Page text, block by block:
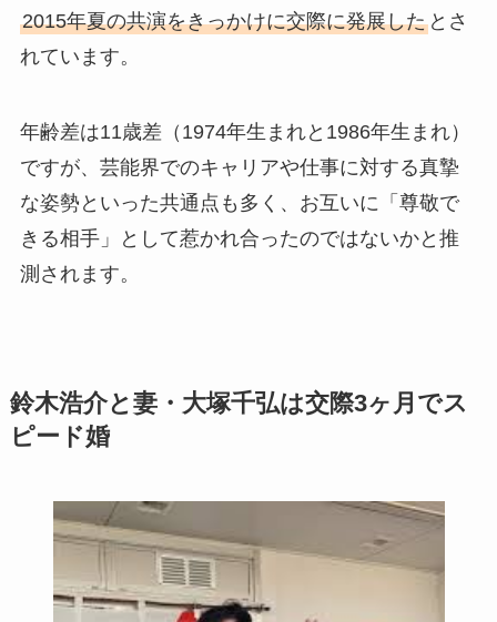
2015年夏の共演をきっかけに交際に発展したとさ
れています。
年齢差は11歳差（1974年生まれと1986年生まれ）
ですが、芸能界でのキャリアや仕事に対する真摯
な姿勢といった共通点も多く、お互いに「尊敬で
きる相手」として惹かれ合ったのではないかと推
測されます。
鈴木浩介と妻・大塚千弘は交際3ヶ月でス
ピード婚